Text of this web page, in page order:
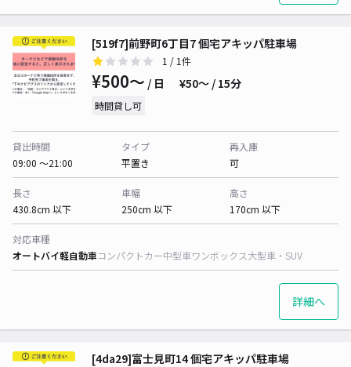
[519f7]前野町6丁目7 個宅アキッパ駐車場
1 / 1件
¥500〜 / 日 ¥50〜 / 15分
時間貸し可
貸出時間
09:00 〜21:00
タイプ
平置き
再入庫
可
長さ
430.8cm 以下
車幅
250cm 以下
高さ
170cm 以下
対応車種
オートバイ軽自動車コンパクトカー中型車ワンボックス大型車・SUV
詳細へ
[4da29]富士見町14 個宅アキッパ駐車場